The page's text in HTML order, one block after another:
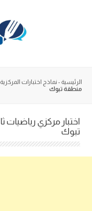
الرئيسية - نماذج اختبارات المركزية
منطقة تبوك
تبوك